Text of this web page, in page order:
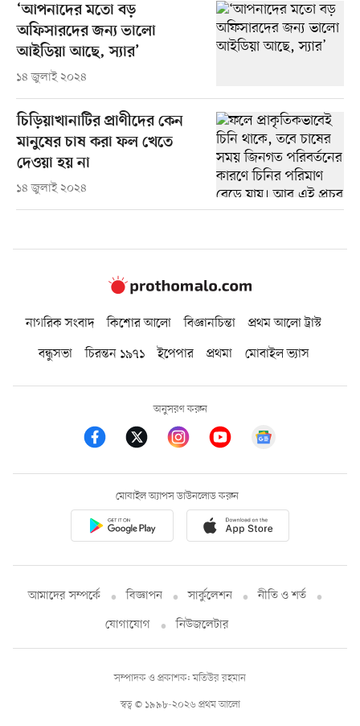
‘আপনাদের মতো বড়
অফিসারদের জন্য ভালো
আইডিয়া আছে, স্যার’
১৪ জুলাই ২০২৪
চিড়িয়াখানাটির প্রাণীদের কেন
মানুষের চাষ করা ফল খেতে
দেওয়া হয় না
১৪ জুলাই ২০২৪
নাগরিক সংবাদ কিশোর আলো বিজ্ঞানচিন্তা
প্রথম আলো ট্রাস্ট
বন্ধুসভা
চিরন্তন ১৯৭১ ইপেপার প্রথমা মোবাইল ভ্যাস
অনুসরণ করুন
মোবাইল অ্যাপস ডাউনলোড করুন
আমাদের সম্পর্কে বিজ্ঞাপন সার্কুলেশন
নীতি ও শর্ত
যোগাযোগ
নিউজলেটার
স্বত্ব © ১৯৯৮-২০২৬ প্রথম আলো
সম্পাদক ও প্রকাশক: মতিউর রহমান